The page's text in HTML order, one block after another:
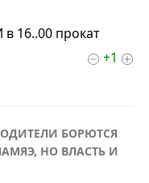
16..00 прокат
+1
БОРЮТСЯ
НО ВЛАСТЬ И